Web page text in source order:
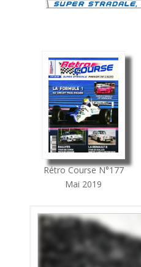
Rétro CourseN°177
Mai 2019